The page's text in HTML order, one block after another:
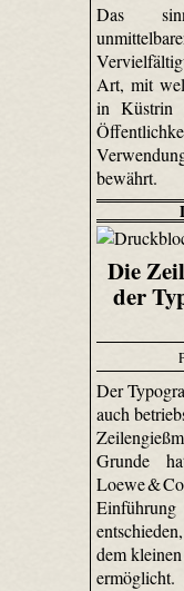
Das
Art, mit
in Küstrin
bewährt.
Die
der
Der
auch
Grunde
Loewe &
dem
ermöglicht.